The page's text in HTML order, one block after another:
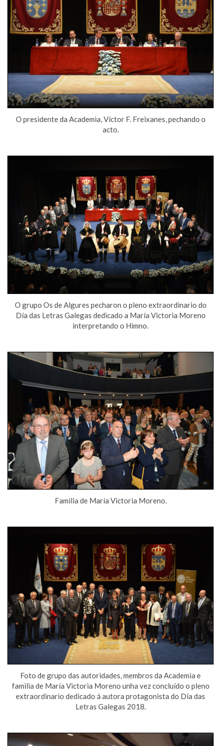
O presidente da Academia, Víctor F. Freixanes, pechando o
acto.
O grupo Os de Algures pecharon o pleno extraordinario do
Día das Letras Galegas dedicado a María Victoria Moreno
interpretando o Himno.
Familia de María Victoria Moreno.
Foto de grupo das autoridades, membros da Academia e
familia de María Victoria Moreno unha vez concluído o pleno
extraordinario dedicado á autora protagonista do Día das
Letras Galegas 2018.